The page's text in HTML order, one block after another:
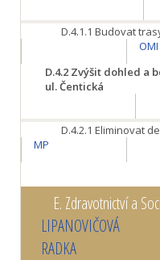
D.4.1.1 Budovat
OMI
D.4.2 Zvýšit dohled a
ul. Čentická
D.4.2.1 Eliminovat
MP
E. Zdravotnictví a
LIPANOVIČOVÁ
RADKA